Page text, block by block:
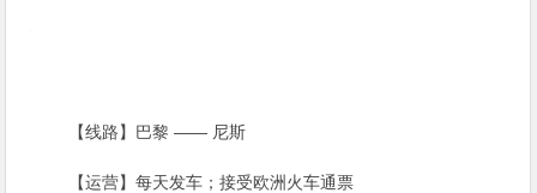
【线路】巴黎 —— 尼斯
【运营】每天发车；接受欧洲火车通票